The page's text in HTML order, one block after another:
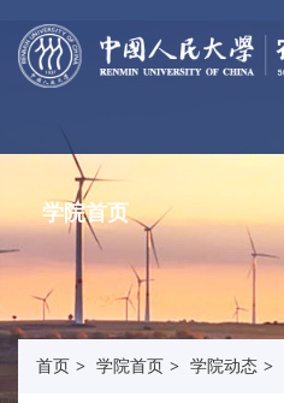
学院首页
首页 > 学院首页 > 学院动态 >